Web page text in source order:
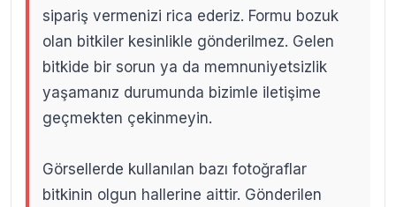
sipariş vermenizi rica ederiz. Formu bozuk
olan bitkiler kesinlikle gönderilmez. Gelen
bitkide bir sorun ya da memnuniyetsizlik
yaşamanız durumunda bizimle iletişime
geçmekten çekinmeyin.
Görsellerde kullanılan bazı fotoğraflar
bitkinin olgun hallerine aittir. Gönderilen